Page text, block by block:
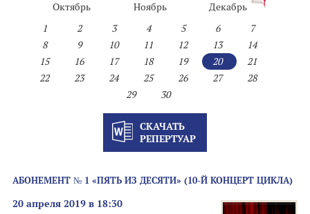
Октябрь
Ноябрь
Декабрь
1
2 3 4 5 6
7
8
9 10 11 12 13
14
15
16 17 18 19 20
21
22
23 24 25 26 27
28
29
30
СКАЧАТЬ
РЕПЕРТУАР
АБОНЕМЕНТ № 1 «ПЯТЬ ИЗ ДЕСЯТИ» (10-Й КОНЦЕРТ ЦИКЛА)
20 апреля 2019 в 18:30